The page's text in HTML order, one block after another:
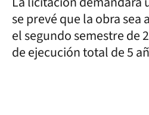
se prevé que la obra
el segundo semestre de
de ejecución total de 5